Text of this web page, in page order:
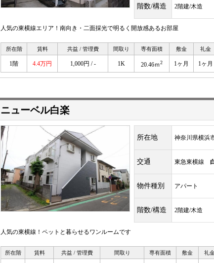
階数/構造 2階建/木造
人気の東横線エリア！南向き・二面採光で明るく開放感あるお部屋
所在階 賃料 共益 / 管理費 間取り 専有面積 敷金 礼金
1階 4.4万円 1,000円 / - 1K 20.46ｍ2 1ヶ月 1ヶ月
ニューベル白楽
所在地 神奈川県横浜
交通 東急東横線
物件種別 アパート
階数/構造 2階建/木造
人気の東横線！ペットと暮らせるワンルームです
所在階 賃料 共益 / 管理費 間取り 専有面積 敷金 礼